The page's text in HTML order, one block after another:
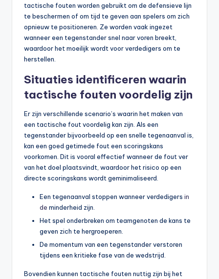
tactische fouten worden gebruikt om de defensieve lijn
te beschermen of om tijd te geven aan spelers om zich
opnieuw te positioneren. Ze worden vaak ingezet
wanneer een tegenstander snel naar voren breekt,
waardoor het moeilijk wordt voor verdedigers om te
herstellen.
Situaties identificeren waarin
tactische fouten voordelig zijn
Er zijn verschillende scenario’s waarin het maken van
een tactische fout voordelig kan zijn. Als een
tegenstander bijvoorbeeld op een snelle tegenaanval is,
kan een goed getimede fout een scoringskans
voorkomen. Dit is vooral effectief wanneer de fout ver
van het doel plaatsvindt, waardoor het risico op een
directe scoringskans wordt geminimaliseerd.
Een tegenaanval stoppen wanneer verdedigers in
de minderheid zijn.
Het spel onderbreken om teamgenoten de kans te
geven zich te hergroeperen.
De momentum van een tegenstander verstoren
tijdens een kritieke fase van de wedstrijd.
Bovendien kunnen tactische fouten nuttig zijn bij het